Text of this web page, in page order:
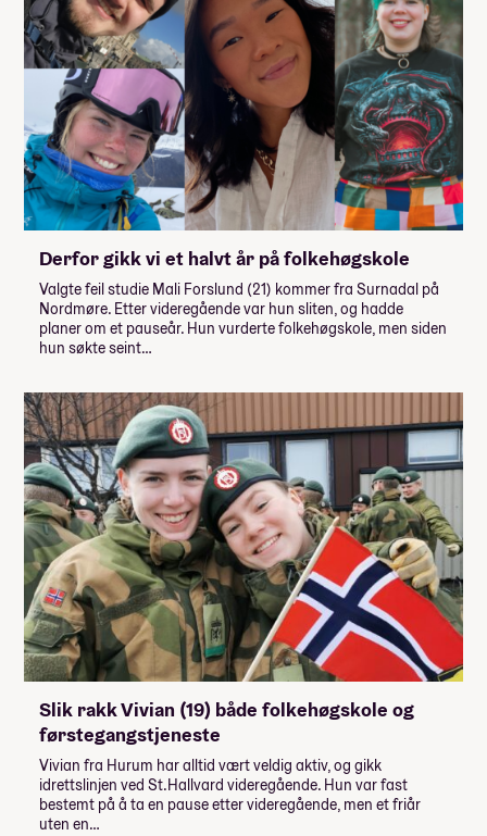
Derfor gikk vi et halvt år på folkehøgskole
Valgte feil studie Mali Forslund (21) kommer fra Surnadal på
Nordmøre. Etter videregående var hun sliten, og hadde
planer om et pauseår. Hun vurderte folkehøgskole, men siden
hun søkte seint…
Slik rakk Vivian (19) både folkehøgskole og
førstegangstjeneste
Vivian fra Hurum har alltid vært veldig aktiv, og gikk
idrettslinjen ved St.Hallvard videregående. Hun var fast
bestemt på å ta en pause etter videregående, men et friår
uten en…